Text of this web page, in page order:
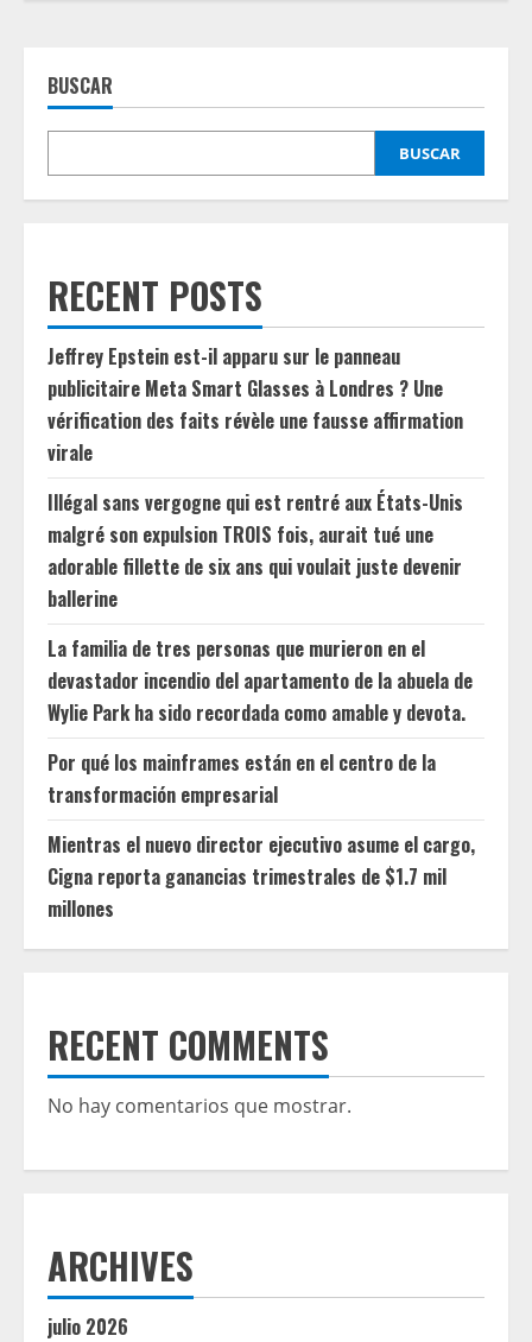
BUSCAR
BUSCAR
RECENT POSTS
Jeffrey Epstein est-il apparu sur le panneau
publicitaire Meta Smart Glasses à Londres ? Une
vérification des faits révèle une fausse affirmation
virale
Illégal sans vergogne qui est rentré aux États-Unis
malgré son expulsion TROIS fois, aurait tué une
adorable fillette de six ans qui voulait juste devenir
ballerine
La familia de tres personas que murieron en el
devastador incendio del apartamento de la abuela de
Wylie Park ha sido recordada como amable y devota.
Por qué los mainframes están en el centro de la
transformación empresarial
Mientras el nuevo director ejecutivo asume el cargo,
Cigna reporta ganancias trimestrales de $1.7 mil
millones
RECENT COMMENTS
No hay comentarios que mostrar.
ARCHIVES
julio 2026